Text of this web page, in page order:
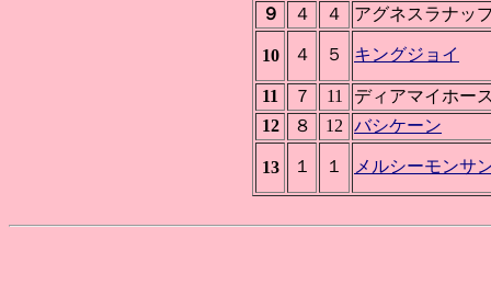
９
４ ４ アグネスラナッ
10 ４ ５ キングジョイ
11 ７ 11
ディアマイホー
12
８ 12 バシケーン
13 １ １ メルシーモンサ